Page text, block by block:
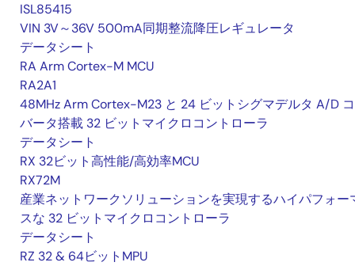
ISL85415
VIN 3V～36V 500mA同期整流降圧レギュレータ
データシート
RA Arm Cortex-M MCU
RA2A1
48MHz Arm Cortex-M23 と 24 ビットシグマデルタ A/D
バータ搭載 32 ビットマイクロコントローラ
データシート
RX 32ビット高性能/高効率MCU
RX72M
産業ネットワークソリューションを実現するハイパフォー
スな 32 ビットマイクロコントローラ
データシート
RZ 32 & 64ビットMPU